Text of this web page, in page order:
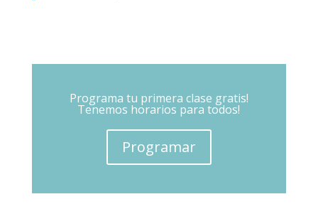
Programa tu primera clase gratis!
Tenemos horarios para todos!
Programar